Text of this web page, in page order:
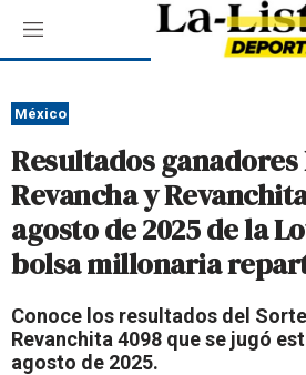
M
e
ú
México
Resultados ganadores
Revancha y
agosto de 2025 de la
bolsa millonaria
Conoce los resultados del
Revanchita 4098 que se jugó
agosto de 2025.